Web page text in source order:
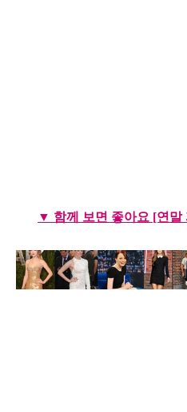
▼ 함께 보면 좋아요 [연말